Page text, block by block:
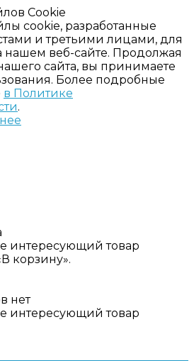
Cookie
cookie, разработанные
и третьими лицами, для
нашем веб-сайте. Продолжая
сайта, вы принимаете
Более подробные
в Политике
.
интересующий товар
корзину».
нет
интересующий товар